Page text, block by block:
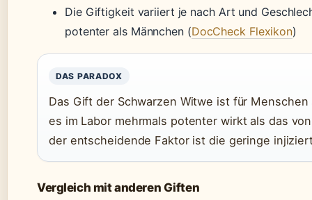
Die Giftigkeit variiert je nach Art und
potenter als Männchen (DocCheck Flexikon)
DAS PARADOX
Das Gift der Schwarzen Witwe ist für
es im Labor mehrmals potenter wirkt als das
der entscheidende Faktor ist die geringe
Vergleich mit anderen Giften